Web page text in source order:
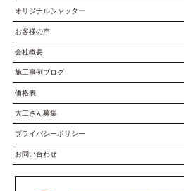
オリジナルシャッター
お客様の声
会社概要
施工事例ブログ
価格表
大工さん募集
プライバシーポリシー
お問い合わせ